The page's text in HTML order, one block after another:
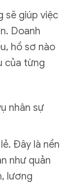
sẽ giúp việc
Doanh
hồ sơ nào
của từng
nhân sự
Đây là nền
như quản
lương